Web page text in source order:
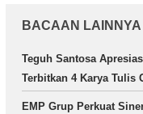
BACAAN LAINNYA
Teguh Santosa
Terbitkan 4 Karya Tulis
EMP Grup Perkuat